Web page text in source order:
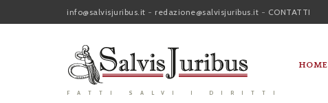
info@salvisjuribus.it - redazione@salvisjuribus.it - CONTATTI
FATTI SALVI I DIRITTI
HOME